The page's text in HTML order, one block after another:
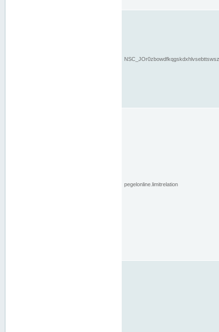
pegelonline.limitrelation